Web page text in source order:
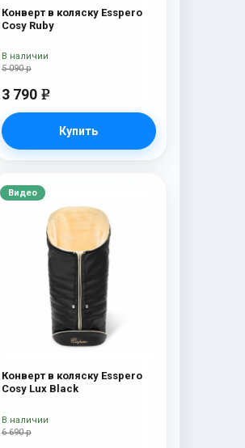
Конверт в коляску Esspero
Cosy Ruby
5 090 р
3 790 e
Купить
В наличии
Видео
Конверт в коляску Esspero
Cosy Lux Black
6 690 р
В наличии